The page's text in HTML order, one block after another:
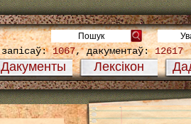
Дакументы Лексікон
запісаў:1067, дакументаў:12617